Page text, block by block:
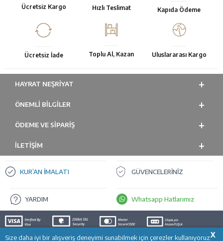
X
Size daha iyi bir alışveriş deneyimi sunabilmek için çerezler kullanıyoruz.
Ücretsiz Kargo Hızlı Teslimat Kapıda Ödeme
Ücretsiz İade Toplu Al, Kazan Uluslararası Kargo
HAYRAT NEŞRIYAT
ÖNEMLI BILGILER
ÖDEME VE SİPARİŞ
İLETİŞİM
KUR’AN İMALATI GÜVENCELERİNİZ
YARDIM Whatsapp Hatlarımız